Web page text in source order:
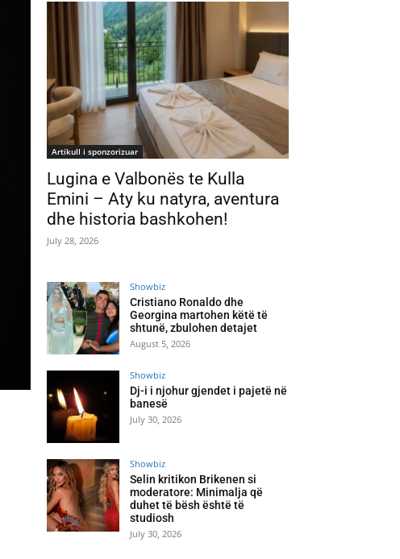
Artikull i sponzorizuar
Lugina e Valbonës te Kulla
Emini – Aty ku natyra, aventura
dhe historia bashkohen!
July 28, 2026
Showbiz
Cristiano Ronaldo dhe
Georgina martohen këtë të
shtunë, zbulohen detajet
August 5, 2026
Showbiz
Dj-i i njohur gjendet i pajetë në
banesë
July 30, 2026
Showbiz
Selin kritikon Brikenen si
moderatore: Minimalja që
duhet të bësh është të
studiosh
July 30, 2026